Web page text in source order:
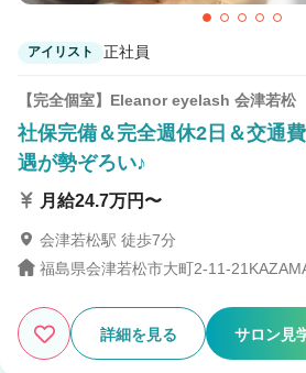
アイリスト 正社員
【完全個室】Eleanor eyelash 会津若松
社保完備＆完全週休2日＆交通
遇が勢ぞろい♪
月給24.7万円〜
会津若松駅 徒歩7分
福島県会津若松市大町2-11-
詳細を見る サロン見